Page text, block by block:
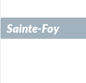
Sainte-Foy